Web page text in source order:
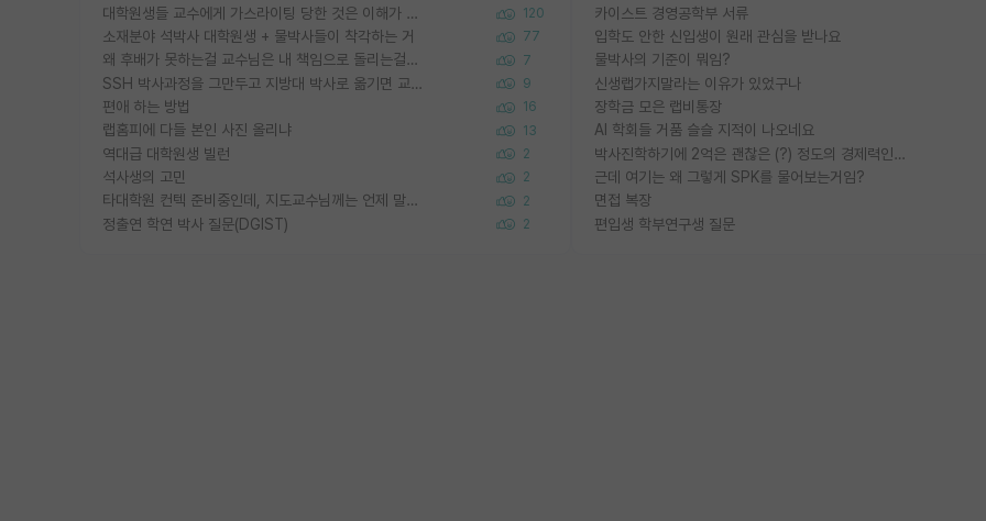
대학원생들 교수에게 가스라이팅 당한 것은 이해가 갑니다. 안타깝네요. 120
소재분야 석박사 대학원생 + 물박사들이 착각하는 거 77
왜 후배가 못하는걸 교수님은 내 책임으로 돌리는걸까요? 7
SSH 박사과정을 그만두고 지방대 박사로 옮기면 교수의 꿈은 끝일까요? 9
편애 하는 방법 16
랩홈피에 다들 본인 사진 올리냐 13
역대급 대학원생 빌런 2
석사생의 고민 2
타대학원 컨텍 준비중인데, 지도교수님께는 언제 말씀드려야 할까요? 2
정출연 학연 박사 질문(DGIST) 2
카이스트 경영공학부 서류
입학도 안한 신입생이 원래 관심을 받나요
물박사의 기준이 뭐임?
신생랩가지말라는 이유가 있었구나
장학금 모은 랩비통장
AI 학회들 거품 슬슬 지적이 나오네요
박사진학하기에 2억은 괜찮은 (?) 정도의 경제력인가요
근데 여기는 왜 그렇게 SPK를 물어보는거임?
면접 복장
편입생 학부연구생 질문